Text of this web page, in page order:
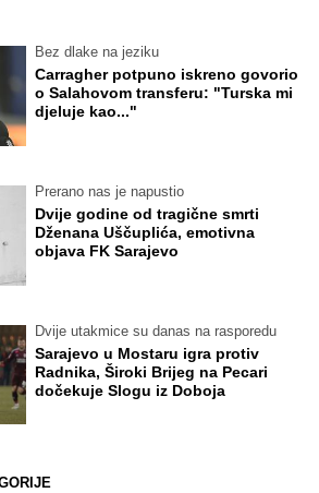
Bez dlake na jeziku
Carragher potpuno iskreno govorio
o Salahovom transferu: "Turska mi
djeluje kao..."
Prerano nas je napustio
Dvije godine od tragične smrti
Dženana Uščuplića, emotivna
objava FK Sarajevo
Dvije utakmice su danas na rasporedu
Sarajevo u Mostaru igra protiv
Radnika, Široki Brijeg na Pecari
dočekuje Slogu iz Doboja